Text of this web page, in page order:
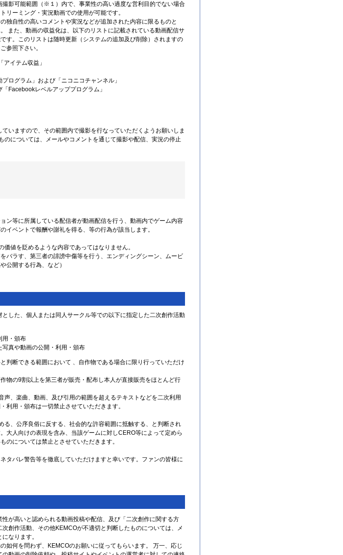
影可能範囲（※１）内で、事業性の高い過度な営利目的でない場合
ーミング・実況動画での使用が可能です。
独自性の高いコメントや実況などが追加された内容に限るものと
また、動画の収益化は、以下のリストに記載されている動画配信サ
す。このリストは随時更新（システムの追加及び削除）されますの
参照下さい。
イテム収益」
ログラム」および「ニコニコチャンネル」
Facebookレベルアッププログラム」
いますので、その範囲内で撮影を行なっていただくようお願いしま
については、メールやコメントを通じて撮影や配信、実況の停止
ン等に所属している配信者が動画配信を行う、動画内でゲーム内容
イベントで報酬や謝礼を得る、等の行為が該当します。
値を貶めるような内容であってはなりません。
バラす、第三者の誹謗中傷等を行う、エンディングシーン、ムービ
公開する行為、など）
した、個人または同人サークル等での以下に指定した二次創作活動
用・頒布
真や動画の公開・利用・頒布
判断できる範囲において 、自作物である場合に限り行っていただけ
物の9割以上を第三者が販売・配布し本人が直接販売をほとんど行
、楽曲、動画、及び引用の範囲を超えるテキストなどを二次利用
利用・頒布は一切禁止させていただきます。
、公序良俗に反する、社会的な許容範囲に抵触する、と判断され
大人向けの表現を含み、当該ゲームに対しCERO等によって定めら
のについては禁止とさせていただきます。
タバレ警告等を徹底していただけますと幸いです。ファンの皆様に
が高いと認められる動画投稿や配信、及び「二次創作に関する方
創作活動、その他KEMCOが不適切と判断したものについては、メ
なります。
如何を問わず、KEMCOのお願いに従ってもらいます。 万一、応じ